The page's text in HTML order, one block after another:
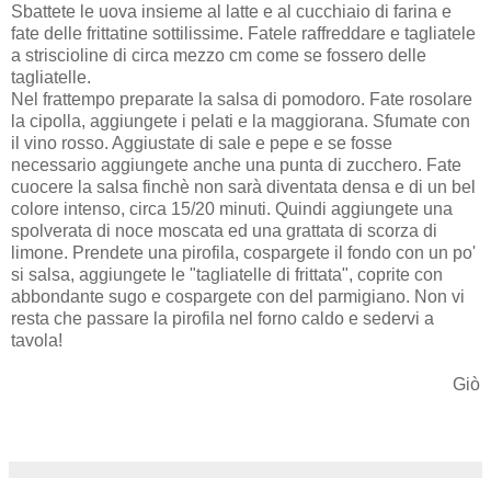
Sbattete le uova insieme al latte e al cucchiaio di farina e
fate delle frittatine sottilissime. Fatele raffreddare e tagliatele
a striscioline di circa mezzo cm come se fossero delle
tagliatelle.
Nel frattempo preparate la salsa di pomodoro. Fate rosolare
la cipolla, aggiungete i pelati e la maggiorana. Sfumate con
il vino rosso. Aggiustate di sale e pepe e se fosse
necessario aggiungete anche una punta di zucchero. Fate
cuocere la salsa finchè non sarà diventata densa e di un bel
colore intenso, circa 15/20 minuti. Quindi aggiungete una
spolverata di noce moscata ed una grattata di scorza di
limone. Prendete una pirofila, cospargete il fondo con un po'
si salsa, aggiungete le "tagliatelle di frittata", coprite con
abbondante sugo e cospargete con del parmigiano. Non vi
resta che passare la pirofila nel forno caldo e sedervi a
tavola!
Giò